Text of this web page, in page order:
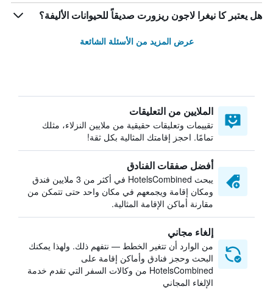
هل يعتبر كا نيغرا لاجون ريزورت صديقاً للحيوانات الأليفة؟
عرض المزيد من الأسئلة الشائعة
الملايين من التعليقات
تقييمات وتعليقات حقيقية من ملايين النزلاء، مثلك
تمامًا. احجز إقامتك المثالية بكل ثقة!
أفضل صفقات الفنادق
يبحث HotelsCombined في أكثر من 3 ملايين فندق
ومكان إقامة ويجمعهم في مكان واحد حتى تتمكن من
مقارنة أماكن الإقامة المثالية.
إلغاء مجاني
من الوارد أن تتغير الخطط — نتفهم ذلك. ولهذا يمكنك
البحث وحجز فنادق وأماكن إقامة على
HotelsCombined من وكالات السفر التي تقدم خدمة
الإلغاء المجاني